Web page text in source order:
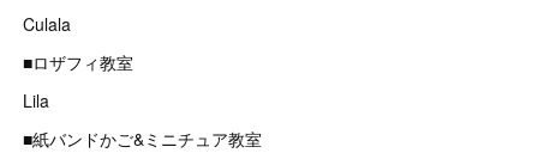
Culala
■ロザフィ教室
Lila
■紙バンドかご&ミニチュア教室